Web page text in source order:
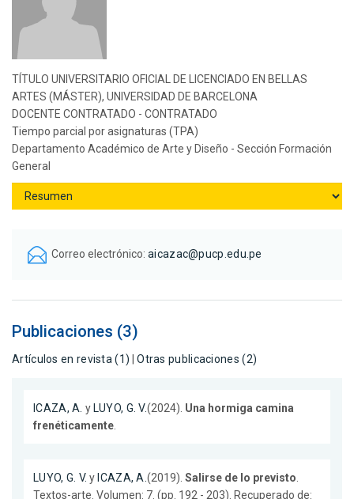
TÍTULO UNIVERSITARIO OFICIAL DE LICENCIADO EN BELLAS
ARTES (MÁSTER), UNIVERSIDAD DE BARCELONA
DOCENTE CONTRATADO - CONTRATADO
Tiempo parcial por asignaturas (TPA)
Departamento Académico de Arte y Diseño - Sección Formación
General
Correo electrónico: aicazac@pucp.edu.pe
Publicaciones (3)
Artículos en revista (1) |Otras publicaciones (2)
ICAZA, A. y LUYO, G. V.(2024). Una hormiga camina
frenéticamente
LUYO, G. V. y ICAZA, A.(2019).Salirse de lo previsto
Textos-arte. Volumen: 7. (pp. 192 - 203). Recuperado de: